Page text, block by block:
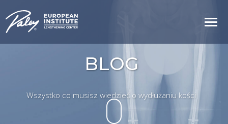
BLOG
Wszystko co musisz wiedzieć o wydłużaniu kości